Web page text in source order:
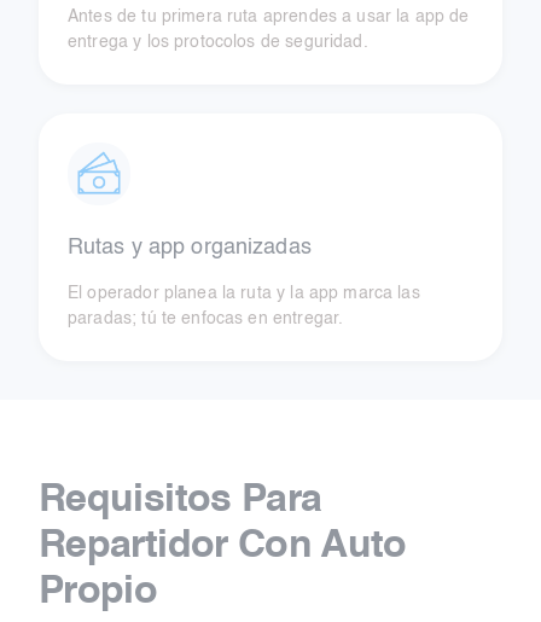
Antes de tu primera ruta aprendes a usar la app de
entrega y los protocolos de seguridad.
Rutas y app organizadas
El operador planea la ruta y la app marca las
paradas; tú te enfocas en entregar.
Requisitos Para
Repartidor Con Auto
Propio